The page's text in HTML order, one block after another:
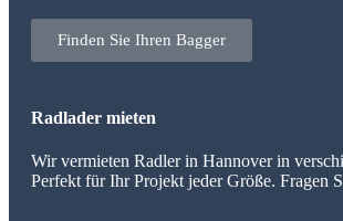
Finden Sie Ihren Bagger
Radlader mieten
Wir vermieten Radler in Hannover in
Perfekt für Ihr Projekt jeder Größe. Fragen